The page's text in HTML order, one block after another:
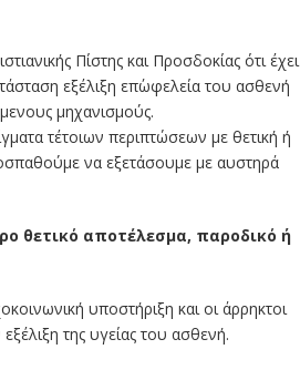
Πίστης και Προσδοκίας ότι έχει
εξέλιξη επ΄ωφελεία του ασθενή
μηχανισμούς.
τέτοιων περιπτώσεων με θετική ή
να εξετάσουμε με αυστηρά
θετικό αποτέλεσμα, παροδικό ή
υποστήριξη και οι άρρηκτοι
της υγείας του ασθενή.